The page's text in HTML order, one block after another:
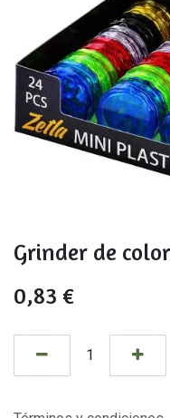
Grinder de
0,83 €